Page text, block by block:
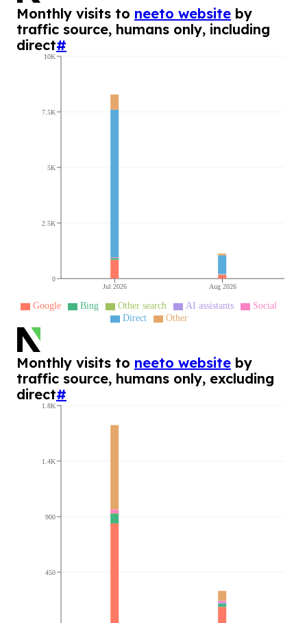
Monthly visits to neeto website by
traffic source, humans only, including
direct#
Jul 2026 Aug 2026
0
2.5K
5K
7.5K
10K
Google Bing Other search AI assistants
Social
Direct
Other
Monthly visits to neeto website by
traffic source, humans only, excluding
direct#
450
900
1.4K
1.8K